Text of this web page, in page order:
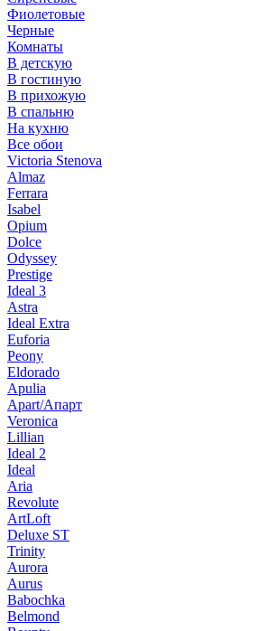
Фиолетовые
Черные
Комнаты
В детскую
В гостиную
В прихожую
В спальню
На кухню
Все обои
Victoria Stenova
Almaz
Ferrara
Isabel
Opium
Dolce
Odyssey
Prestige
Ideal 3
Astra
Ideal Extra
Euforia
Peony
Eldorado
Apulia
Apart/Апарт
Veronica
Lillian
Ideal 2
Ideal
Aria
Revolute
ArtLoft
Deluxe ST
Trinity
Aurora
Aurus
Babochka
Belmond